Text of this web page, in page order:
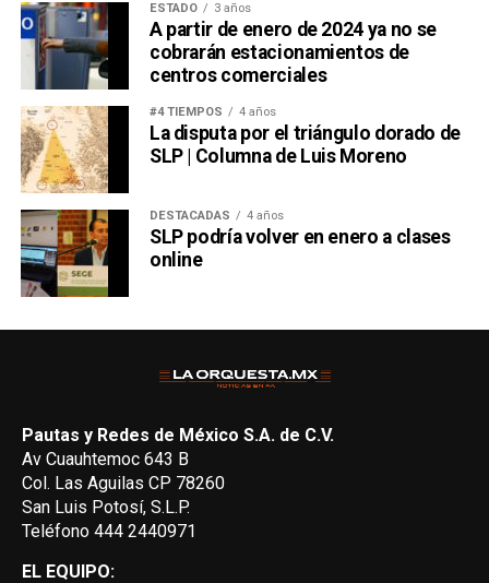
ESTADO 3 años
A partir de enero de 2024 ya no se
cobrarán estacionamientos de
centros comerciales
#4 TIEMPOS 4 años
La disputa por el triángulo dorado de
SLP | Columna de Luis Moreno
DESTACADAS 4 años
SLP podría volver en enero a clases
online
Pautas y Redes de México S.A. de C.V.
Av Cuauhtemoc 643 B
Col. Las Aguilas CP 78260
San Luis Potosí, S.L.P.
Teléfono 444 2440971
EL EQUIPO: